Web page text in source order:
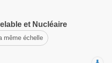
et Nucléaire
même échelle